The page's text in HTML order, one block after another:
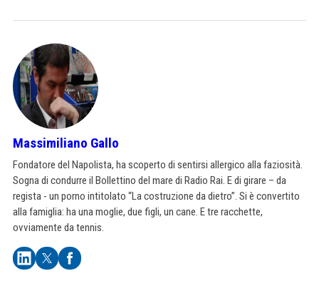
Massimiliano Gallo
Fondatore del Napolista, ha scoperto di sentirsi allergico alla faziosità.
Sogna di condurre il Bollettino del mare di Radio Rai. E di girare – da
regista - un porno intitolato “La costruzione da dietro”. Si è convertito
alla famiglia: ha una moglie, due figli, un cane. E tre racchette,
ovviamente da tennis.